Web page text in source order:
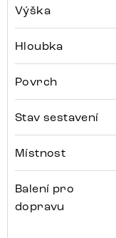
Výška
Hloubka
Povrch
Stav sestavení
Místnost
Balení pro
dopravu